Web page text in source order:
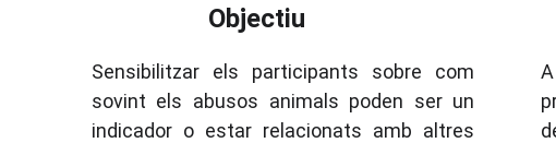
Objectiu
Sensibilitzar els participants sobre com
sovint els abusos animals poden ser un
indicador o estar relacionats amb altres